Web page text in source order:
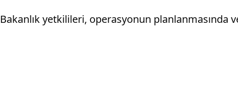
Bakanlık yetkilileri, operasyonun